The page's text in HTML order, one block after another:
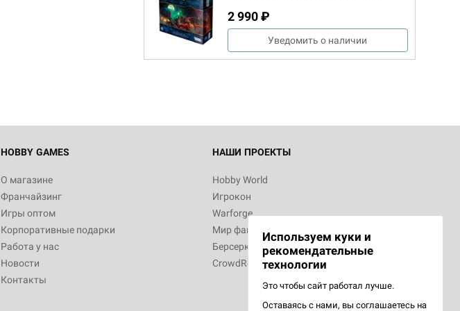
2 990 ₽
Уведомить о наличии
HOBBY GAMES
О магазине
Франчайзинг
Игры оптом
Корпоративные подарки
Работа у нас
Новости
Контакты
НАШИ ПРОЕКТЫ
Hobby World
Игрокон
Warforge
Мир фантастики
Берсерк
CrowdRepublic
Используем куки и
рекомендательные
технологии
Это чтобы сайт работал лучше.
Оставаясь с нами, вы соглашаетесь на
Настольная игра Hobby World Монстры
Белая смерть
12 990
Настольная игра Hobby World Ужас
3 490